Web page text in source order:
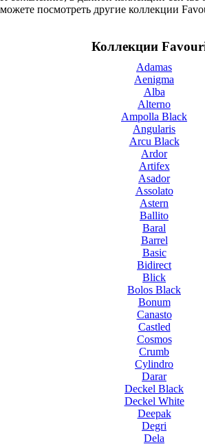
можете посмотреть другие коллекции
Коллекции
Adamas
Aenigma
Alba
Alterno
Ampolla Black
Angularis
Arcu Black
Ardor
Artifex
Asador
Assolato
Astern
Ballito
Baral
Barrel
Basic
Bidirect
Blick
Bolos Black
Bonum
Canasto
Castled
Cosmos
Crumb
Cylindro
Darar
Deckel Black
Deckel White
Deepak
Degri
Dela